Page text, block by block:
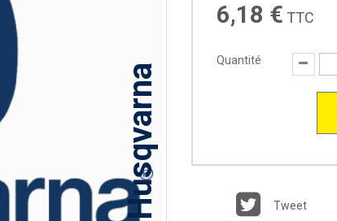
Husqvarna
6,18 € TTC
Quantité
Tweet